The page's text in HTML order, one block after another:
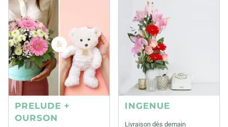
PRELUDE +
OURSON
INGENUE
Livraison dès demain